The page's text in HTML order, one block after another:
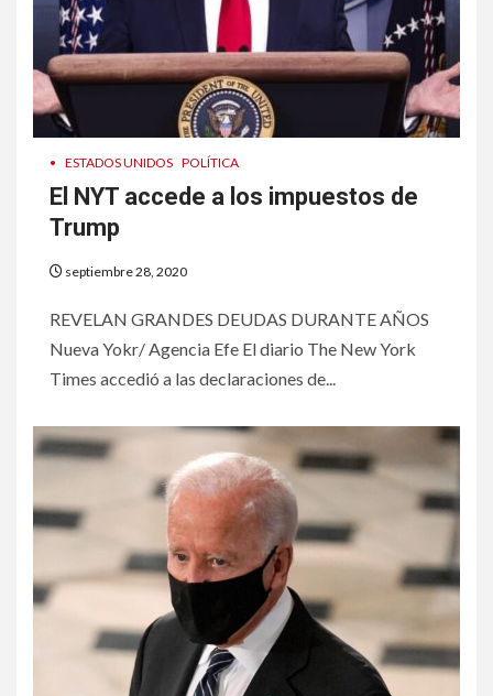
• ESTADOS UNIDOS POLÍTICA
El NYT accede a los impuestos de
Trump
septiembre 28, 2020
REVELAN GRANDES DEUDAS DURANTE AÑOS
Nueva Yokr/ Agencia Efe El diario The New York
Times accedió a las declaraciones de...